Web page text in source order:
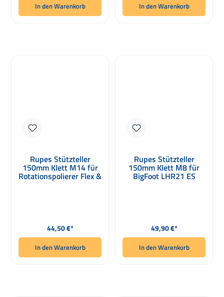
In den Warenkorb In den Warenkorb
Rupes Stützteller
150mm Klett M14 für
Rotationspolierer Flex &
Rupes
Regulärer Preis:
44,50 €*
In den Warenkorb
Rupes Stützteller
150mm Klett M8 für
BigFoot LHR21 ES
Regulärer Preis:
49,90 €*
In den Warenkorb